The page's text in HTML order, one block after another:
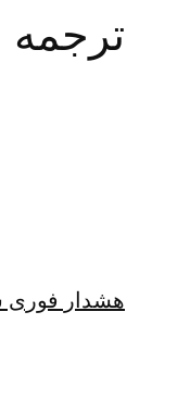
ترجمه
هشدار فوری